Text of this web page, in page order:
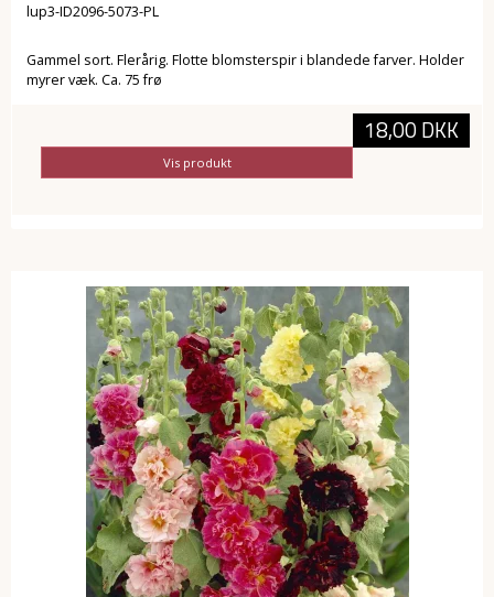
lup3-ID2096-5073-PL
Gammel sort. Flerårig. Flotte blomsterspir i blandede farver. Holder
myrer væk. Ca. 75 frø
18,00 DKK
Vis produkt